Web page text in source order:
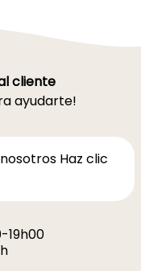
cliente
ayudarte!
Haz clic
19h00